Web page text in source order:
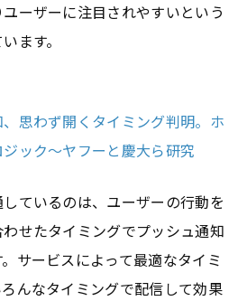
ーザーに注目されやすいという
ます。
思わず開くタイミング判明。ホ
ック〜ヤフーと慶大ら研究
ているのは、ユーザーの行動を
せたタイミングでプッシュ通知
サービスによって最適なタイミ
んなタイミングで配信して効果